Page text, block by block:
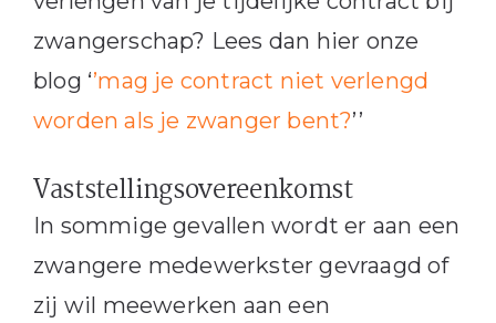
zwangerschap? Lees dan hier onze
blog ‘’mag je contract niet verlengd
worden als je zwanger bent?’’
Vaststellingsovereenkomst
In sommige gevallen wordt er aan een
zwangere medewerkster gevraagd of
zij wil meewerken aan een